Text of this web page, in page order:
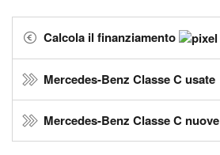
Calcola il finanziamento
Mercedes-Benz Classe C usate
Mercedes-Benz Classe C nuove